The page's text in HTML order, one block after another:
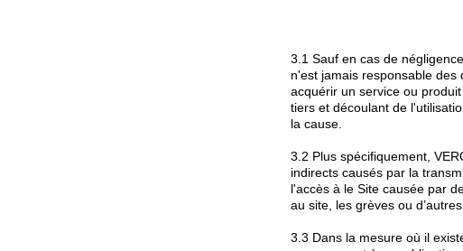
3.1 Sauf en cas de
n'est jamais responsable
acquérir un service ou
tiers et découlant de
la cause.
3.2 Plus spécifiquement,
indirects causés par la
l'accès à le Site causée par
au site, les grèves ou
3.3 Dans la mesure où il